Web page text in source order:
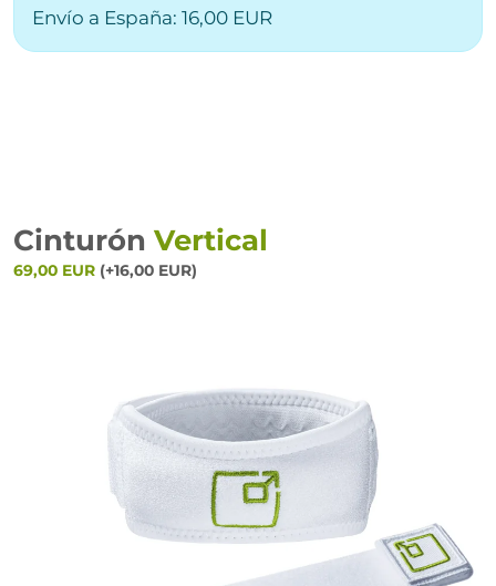
Envío a España: 16,00 EUR
Cinturón Vertical
69,00 EUR (+16,00 EUR)